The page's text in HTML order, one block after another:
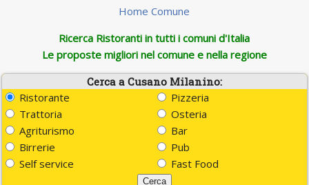
Home Comune
Ricerca Ristoranti in tutti i comuni d'Italia
Le proposte migliori nel comune e nella regione
Cerca a Cusano Milanino:
Ristorante
Pizzeria
Trattoria
Osteria
Agriturismo
Bar
Birrerie
Pub
Self service
Fast Food